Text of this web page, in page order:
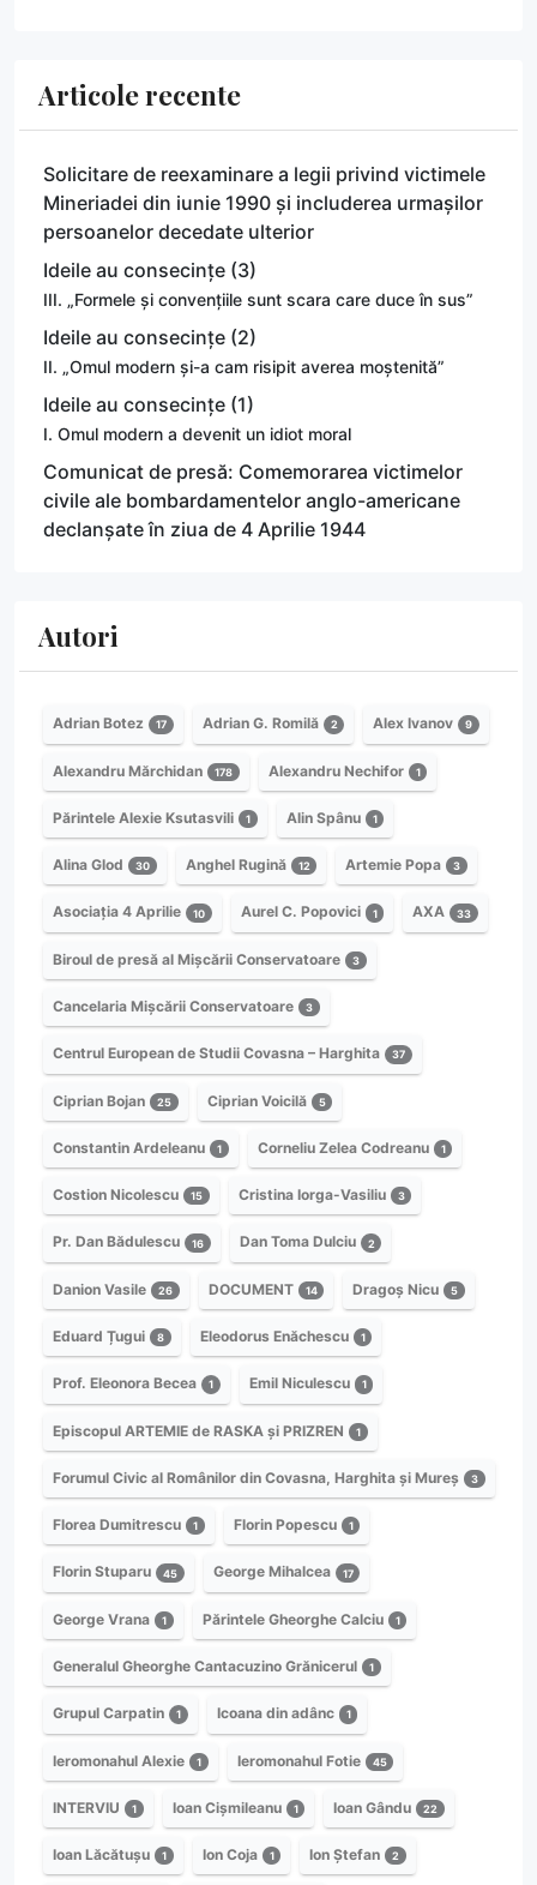
Articole recente
Solicitare de reexaminare a legii privind victimele
Mineriadei din iunie 1990 și includerea urmașilor
persoanelor decedate ulterior
Ideile au consecințe (3)
III. „Formele și convențiile sunt scara care duce în sus”
Ideile au consecințe (2)
II. „Omul modern și-a cam risipit averea moștenită”
Ideile au consecințe (1)
I. Omul modern a devenit un idiot moral
Comunicat de presă: Comemorarea victimelor
civile ale bombardamentelor anglo-americane
declanșate în ziua de 4 Aprilie 1944
Autori
Adrian Botez 17 Adrian G. Romilă 2 Alex Ivanov 9
Alexandru Mărchidan 178 Alexandru Nechifor 1
Părintele Alexie Ksutasvili 1 Alin Spânu 1
Alina Glod 30 Anghel Rugină 12 Artemie Popa 3
Asociația 4 Aprilie 10 Aurel C. Popovici 1 AXA 33
Biroul de presă al Mișcării Conservatoare 3
Cancelaria Mișcării Conservatoare 3
Centrul European de Studii Covasna – Harghita 37
Ciprian Bojan 25 Ciprian Voicilă 5
Constantin Ardeleanu 1 Corneliu Zelea Codreanu 1
Costion Nicolescu 15 Cristina Iorga-Vasiliu 3
Pr. Dan Bădulescu 16 Dan Toma Dulciu 2
Danion Vasile 26 DOCUMENT 14 Dragoș Nicu 5
Eduard Țugui 8 Eleodorus Enăchescu 1
Prof. Eleonora Becea 1 Emil Niculescu 1
Episcopul ARTEMIE de RASKA și PRIZREN 1
Forumul Civic al Românilor din Covasna, Harghita și Mureș 3
Florea Dumitrescu 1 Florin Popescu 1
Florin Stuparu 45 George Mihalcea 17
George Vrana 1 Părintele Gheorghe Calciu 1
Generalul Gheorghe Cantacuzino Grănicerul 1
Grupul Carpatin 1 Icoana din adânc 1
Ieromonahul Alexie 1 Ieromonahul Fotie 45
INTERVIU 1 Ioan Cișmileanu 1 Ioan Gându 22
Ioan Lăcătușu 1 Ion Coja 1 Ion Ștefan 2